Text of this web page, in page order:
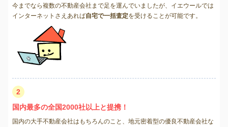
今までなら複数の不動産会社まで足を運んでいましたが、イエウールでは
インターネットさえあれば自宅で一括査定を受けることが可能です。
2
国内最多の全国2000社以上と提携！
国内の大手不動産会社はもちろんのこと、地元密着型の優良不動産会社な